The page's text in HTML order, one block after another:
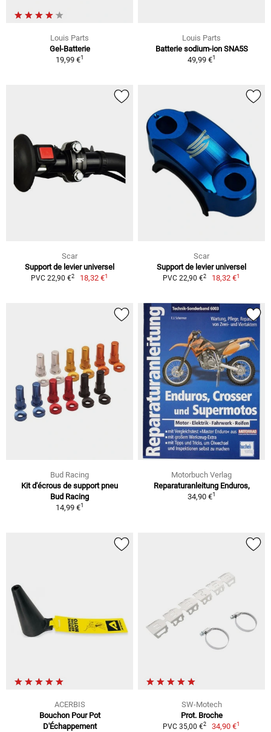
Louis Parts
Gel-Batterie
19,99 €1
Louis Parts
Batterie sodium-ion SNA5S
49,99 €1
Scar
Support de levier universel
PVC 22,90 €2 18,32 €1
Scar
Support de levier universel
PVC 22,90 €2 18,32 €1
Bud Racing
Kit d'écrous de support pneu
Bud Racing
14,99 €1
Motorbuch Verlag
Reparaturanleitung Enduros,
34,90 €1
ACERBIS
Bouchon Pour Pot
D'Échappement
SW-Motech
Prot. Broche
PVC 35,00 €2 34,90 €1